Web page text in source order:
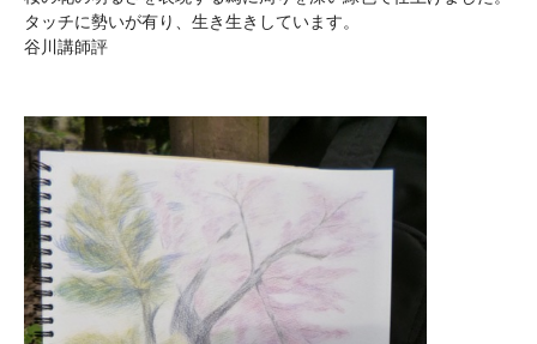
タッチに勢いが有り、生き生きしています。
谷川講師評